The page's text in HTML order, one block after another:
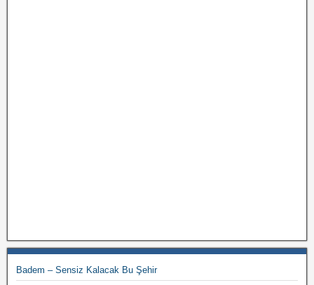
Badem – Sensiz Kalacak Bu Şehir